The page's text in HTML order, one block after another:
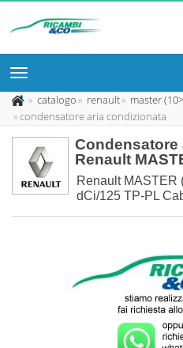
catalogo renault
master
condensatore aria condizionata
Renault
Renault MASTER
dCi/125 TP-PL